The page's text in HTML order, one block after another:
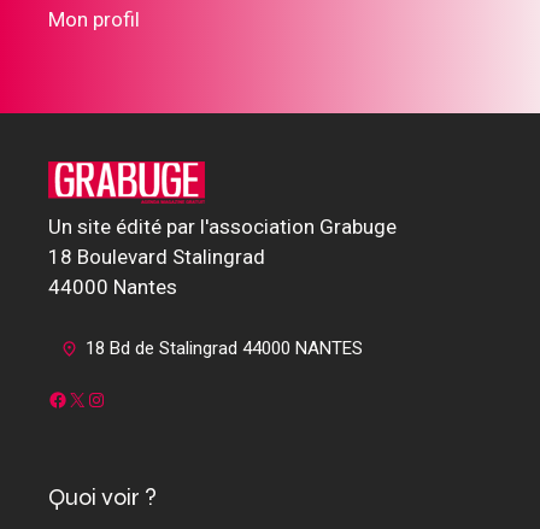
Mon profil
Un site édité par l'association Grabuge
18 Boulevard Stalingrad
44000 Nantes
18 Bd de Stalingrad 44000 NANTES
Facebook
X Instagram
Quoi voir ?